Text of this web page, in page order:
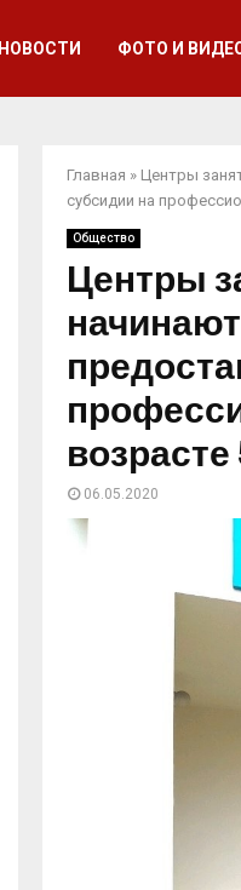
НОВОСТИ ФОТО И
Главная » Центры
субсидии на
Общество
Центры
06.05.2020